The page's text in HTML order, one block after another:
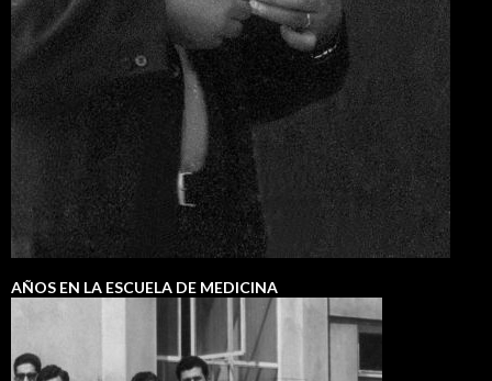
AÑOS EN LA ESCUELA DE MEDICINA